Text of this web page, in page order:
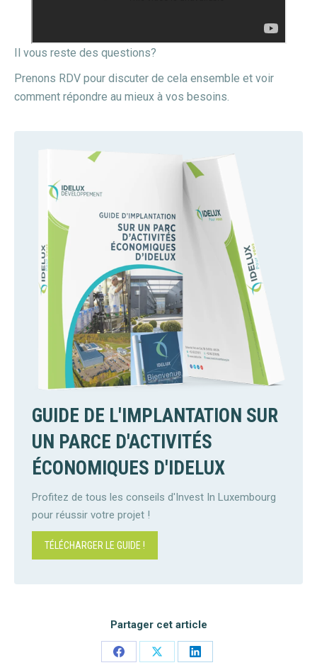
Il vous reste des questions?
Prenons RDV pour discuter de cela ensemble et voir
comment répondre au mieux à vos besoins.
GUIDE DE L'IMPLANTATION SUR
UN PARCE D'ACTIVITÉS
ÉCONOMIQUES D'IDELUX
Profitez de tous les conseils d'Invest In Luxembourg
pour réussir votre projet !
TÉLÉCHARGER LE GUIDE !
Partager cet article
Share
Share
Share